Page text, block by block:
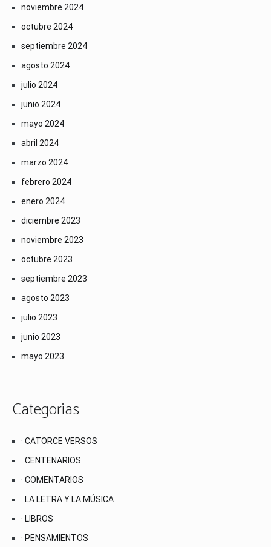
noviembre 2024
octubre 2024
septiembre 2024
agosto 2024
julio 2024
junio 2024
mayo 2024
abril 2024
marzo 2024
febrero 2024
enero 2024
diciembre 2023
noviembre 2023
octubre 2023
septiembre 2023
agosto 2023
julio 2023
junio 2023
mayo 2023
Categorias
· CATORCE VERSOS
· CENTENARIOS
· COMENTARIOS
· LA LETRA Y LA MÚSICA
· LIBROS
· PENSAMIENTOS